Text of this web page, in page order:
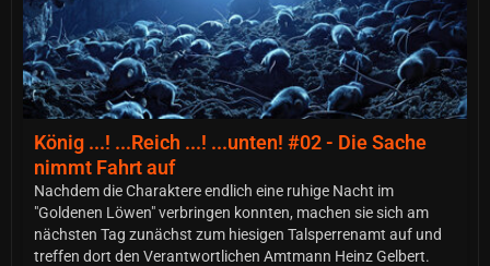
König ...! ...Reich ...! ...unten! #02 - Die Sache
nimmt Fahrt auf
Nachdem die Charaktere endlich eine ruhige Nacht im
"Goldenen Löwen" verbringen konnten, machen sie sich am
nächsten Tag zunächst zum hiesigen Talsperrenamt auf und
treffen dort den Verantwortlichen Amtmann Heinz Gelbert.